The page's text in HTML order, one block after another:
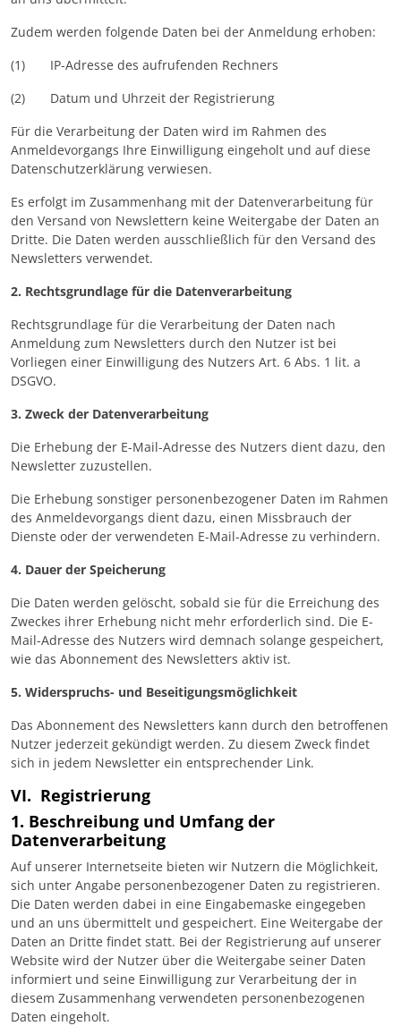
Zudem werden folgende Daten bei der Anmeldung erhoben:
(1) IP-Adresse des aufrufenden Rechners
(2) Datum und Uhrzeit der Registrierung
Für die Verarbeitung der Daten wird im Rahmen des
Anmeldevorgangs Ihre Einwilligung eingeholt und auf diese
Datenschutzerklärung verwiesen.
Es erfolgt im Zusammenhang mit der Datenverarbeitung für
den Versand von Newslettern keine Weitergabe der Daten an
Dritte. Die Daten werden ausschließlich für den Versand des
Newsletters verwendet.
2. Rechtsgrundlage für die Datenverarbeitung
Rechtsgrundlage für die Verarbeitung der Daten nach
Anmeldung zum Newsletters durch den Nutzer ist bei
Vorliegen einer Einwilligung des Nutzers Art. 6 Abs. 1 lit. a
DSGVO.
3. Zweck der Datenverarbeitung
Die Erhebung der E-Mail-Adresse des Nutzers dient dazu, den
Newsletter zuzustellen.
Die Erhebung sonstiger personenbezogener Daten im Rahmen
des Anmeldevorgangs dient dazu, einen Missbrauch der
Dienste oder der verwendeten E-Mail-Adresse zu verhindern.
4. Dauer der Speicherung
Die Daten werden gelöscht, sobald sie für die Erreichung des
Zweckes ihrer Erhebung nicht mehr erforderlich sind. Die E-
Mail-Adresse des Nutzers wird demnach solange gespeichert,
wie das Abonnement des Newsletters aktiv ist.
5. Widerspruchs- und Beseitigungsmöglichkeit
Das Abonnement des Newsletters kann durch den betroffenen
Nutzer jederzeit gekündigt werden. Zu diesem Zweck findet
sich in jedem Newsletter ein entsprechender Link.
VI. Registrierung
1. Beschreibung und Umfang der
Datenverarbeitung
Auf unserer Internetseite bieten wir Nutzern die Möglichkeit,
sich unter Angabe personenbezogener Daten zu registrieren.
Die Daten werden dabei in eine Eingabemaske eingegeben
und an uns übermittelt und gespeichert. Eine Weitergabe der
Daten an Dritte findet statt. Bei der Registrierung auf unserer
Website wird der Nutzer über die Weitergabe seiner Daten
informiert und seine Einwilligung zur Verarbeitung der in
diesem Zusammenhang verwendeten personenbezogenen
Daten eingeholt.